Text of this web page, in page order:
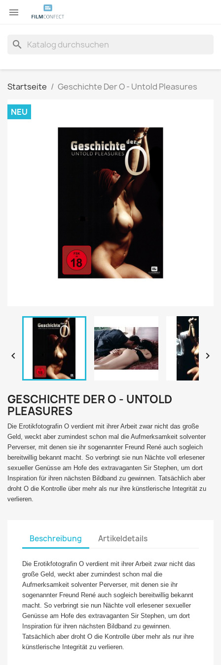

search
Startseite Geschichte Der O - Untold Pleasures
NEU
 
GESCHICHTE DER O - UNTOLD
PLEASURES
Die Erotikfotografin O verdient mit ihrer Arbeit zwar nicht das große
Geld, weckt aber zumindest schon mal die Aufmerksamkeit solventer
Perverser, mit denen sie ihr sogenannter Freund René auch sogleich
bereitwillig bekannt macht. So verbringt sie nun Nächte voll erlesener
sexueller Genüsse am Hofe des extravaganten Sir Stephen, um dort
Inspiration für ihren nächsten Bildband zu gewinnen. Tatsächlich aber
droht O die Kontrolle über mehr als nur ihre künstlerische Integrität zu
verlieren.
Beschreibung Artikeldetails
Die Erotikfotografin O verdient mit ihrer Arbeit zwar nicht das
große Geld, weckt aber zumindest schon mal die
Aufmerksamkeit solventer Perverser, mit denen sie ihr
sogenannter Freund René auch sogleich bereitwillig bekannt
macht. So verbringt sie nun Nächte voll erlesener sexueller
Genüsse am Hofe des extravaganten Sir Stephen, um dort
Inspiration für ihren nächsten Bildband zu gewinnen.
Tatsächlich aber droht O die Kontrolle über mehr als nur ihre
künstlerische Integrität zu verlieren.